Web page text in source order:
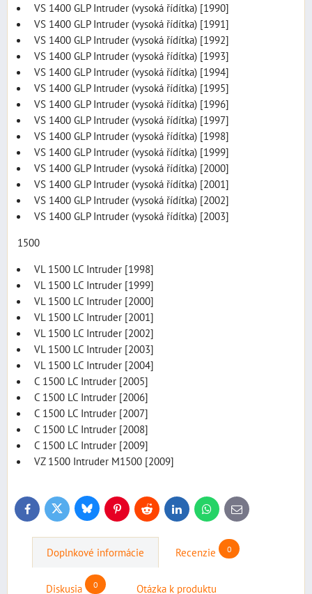
VS 1400 GLP Intruder (vysoká řídítka) [1990]
VS 1400 GLP Intruder (vysoká řídítka) [1991]
VS 1400 GLP Intruder (vysoká řídítka) [1992]
VS 1400 GLP Intruder (vysoká řídítka) [1993]
VS 1400 GLP Intruder (vysoká řídítka) [1994]
VS 1400 GLP Intruder (vysoká řídítka) [1995]
VS 1400 GLP Intruder (vysoká řídítka) [1996]
VS 1400 GLP Intruder (vysoká řídítka) [1997]
VS 1400 GLP Intruder (vysoká řídítka) [1998]
VS 1400 GLP Intruder (vysoká řídítka) [1999]
VS 1400 GLP Intruder (vysoká řídítka) [2000]
VS 1400 GLP Intruder (vysoká řídítka) [2001]
VS 1400 GLP Intruder (vysoká řídítka) [2002]
VS 1400 GLP Intruder (vysoká řídítka) [2003]
1500
VL 1500 LC Intruder [1998]
VL 1500 LC Intruder [1999]
VL 1500 LC Intruder [2000]
VL 1500 LC Intruder [2001]
VL 1500 LC Intruder [2002]
VL 1500 LC Intruder [2003]
VL 1500 LC Intruder [2004]
C 1500 LC Intruder [2005]
C 1500 LC Intruder [2006]
C 1500 LC Intruder [2007]
C 1500 LC Intruder [2008]
C 1500 LC Intruder [2009]
VZ 1500 Intruder M1500 [2009]
FacebookTwitter BlueskyPinterestReddit LinkedInWhatsApp
E-
mail
Doplnkové informácie Recenzie 0
Diskusia 0 Otázka k produktu